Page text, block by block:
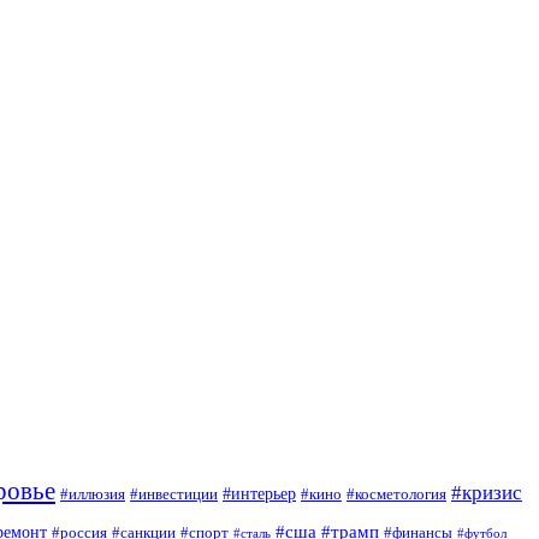
#иллюзия #инвестиции #интерьер #кино #косметология #кризис
#россия #санкции #спорт #сталь #сша #трамп #финансы #футбол